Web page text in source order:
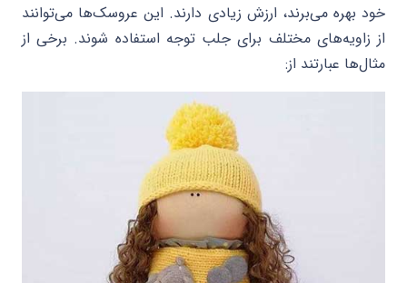
خود بهره می‌برند، ارزش زیادی دارند. این عروسک‌ها می‌توانند
از زاویه‌های مختلف برای جلب توجه استفاده شوند. برخی از
مثال‌ها عبارتند از: